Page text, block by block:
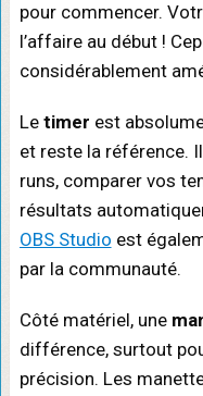
pour commencer.
l’affaire au début !
considérablement
Le timer est
et reste la référence.
runs, comparer vos
résultats
OBS Studio est
par la communauté.
Côté matériel, une
différence, surtout
précision. Les